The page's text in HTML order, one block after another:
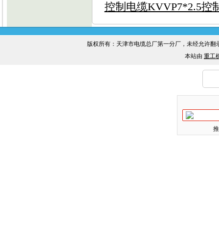
控制电缆KVVP7*2.5控
版权所有：天津市电缆总厂第一分厂，未经允许
本站由 重工